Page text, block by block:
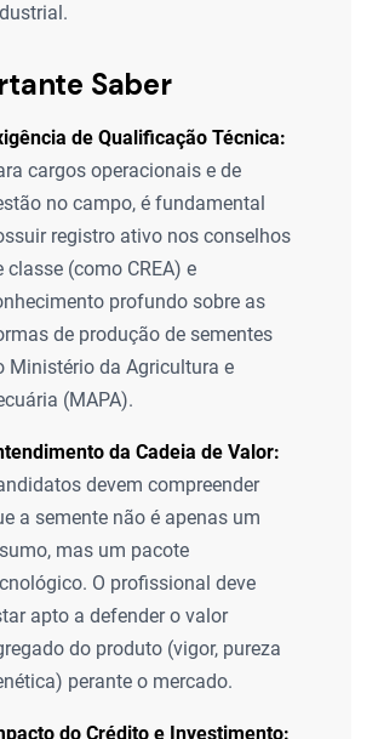
Saber
de Qualificação Técnica:
cargos operacionais e de
no campo, é fundamental
registro ativo nos conselhos
classe (como CREA) e
profundo sobre as
de produção de sementes
Ministério da Agricultura e
(MAPA).
da Cadeia de Valor:
devem compreender
a semente não é apenas um
mas um pacote
O profissional deve
apto a defender o valor
do produto (vigor, pureza
perante o mercado.
do Crédito e Investimento: